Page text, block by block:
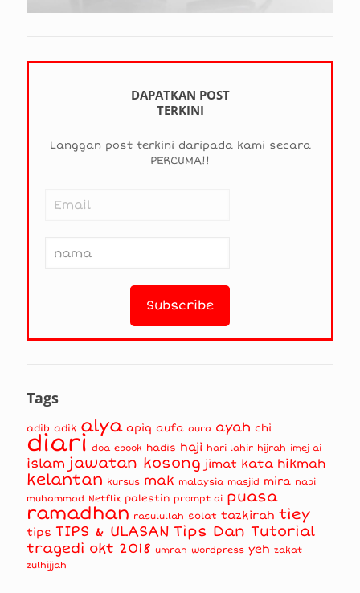
DAPATKAN POST
TERKINI
Langgan post terkini daripada kami secara
PERCUMA!!
Tags
adib adik alya apiq aufa aura ayah chi
diari doa ebook hadis haji hari lahir hijrah imej ai
islam jawatan kosong jimat kata hikmah
kelantan kursus mak malaysia masjid mira nabi
muhammad Netflix palestin prompt ai puasa
ramadhan rasulullah solat tazkirah tiey
tips TIPS & ULASAN Tips Dan Tutorial
tragedi okt 2018 umrah wordpress yeh zakat
zulhijjah